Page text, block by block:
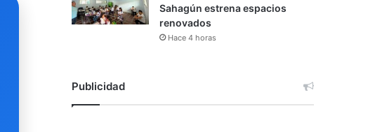
Sahagún estrena espacios
renovados
Hace 4 horas
Publicidad